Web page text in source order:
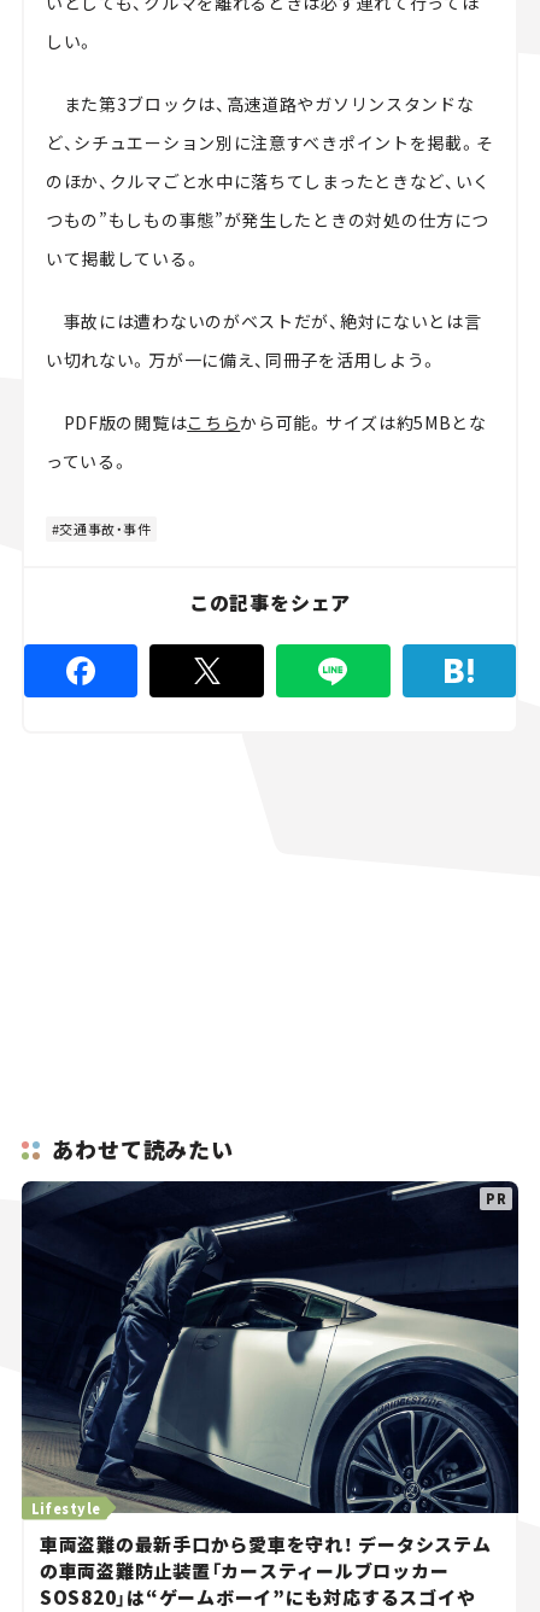
しい。
また第3ブロックは、高速道路やガソリンスタンドな
ど、シチュエーション別に注意すべきポイントを掲載。そ
のほか、クルマごと水中に落ちてしまったときなど、いく
つもの”もしもの事態”が発生したときの対処の仕方につ
いて掲載している。
事故には遭わないのがベストだが、絶対にないとは言
い切れない。万が一に備え、同冊子を活用しよう。
PDF版の閲覧はこちらから可能。サイズは約5MBとな
っている。
交通事故・事件
この記事をシェア
あわせて読みたい
Lifestyle
車両盗難の最新手口から愛車を守れ！ データシステム
の車両盗難防止装置「カースティールブロッカー
SOS820」は“ゲームボーイ”にも対応するスゴイや